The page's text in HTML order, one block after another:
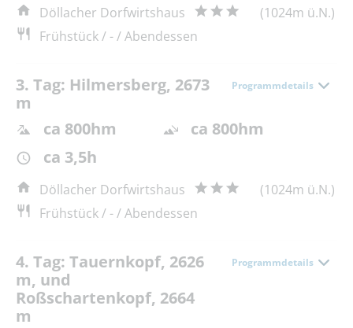
Döllacher Dorfwirtshaus
(1024m ü.N.)
Frühstück / - / Abendessen
3. Tag: Hilmersberg, 2673
m
Programmdetails
ca 800hm
ca 800hm
ca 3,5h
Döllacher Dorfwirtshaus
(1024m ü.N.)
Frühstück / - / Abendessen
4. Tag: Tauernkopf, 2626
m, und
Roßschartenkopf, 2664
m
Programmdetails